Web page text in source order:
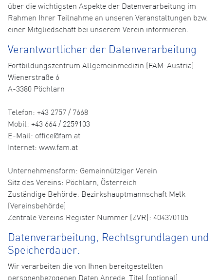
über die wichtigsten Aspekte der Datenverarbeitung im
Rahmen Ihrer Teilnahme an unseren Veranstaltungen bzw.
einer Mitgliedschaft bei unserem Verein informieren.
Verantwortlicher der Datenverarbeitung
Fortbildungszentrum Allgemeinmedizin (FAM-Austria)
Wienerstraße 6
A-3380 Pöchlarn
Telefon: +43 2757 / 7668
Mobil: +43 664 / 2259103
E-Mail: office@fam.at
Internet: www.fam.at
Unternehmensform: Gemeinnütziger Verein
Sitz des Vereins: Pöchlarn, Österreich
Zuständige Behörde: Bezirkshauptmannschaft Melk
(Vereinsbehörde)
Zentrale Vereins Register Nummer (ZVR): 404370105
Datenverarbeitung, Rechtsgrundlagen und
Speicherdauer:
Wir verarbeiten die von Ihnen bereitgestellten
personenbezogenen Daten Anrede, Titel (optional),